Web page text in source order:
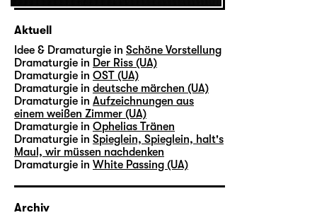
Aktuell
Idee & Dramaturgie in Schöne Vorstellung
Dramaturgie in Der Riss (UA)
Dramaturgie in OST (UA)
Dramaturgie in deutsche märchen (UA)
Dramaturgie in Aufzeichnungen aus
einem weißen Zimmer (UA)
Dramaturgie in Ophelias Tränen
Dramaturgie in Spieglein, Spieglein, halt's
Maul, wir müssen nachdenken
Dramaturgie in White Passing (UA)
Archiv